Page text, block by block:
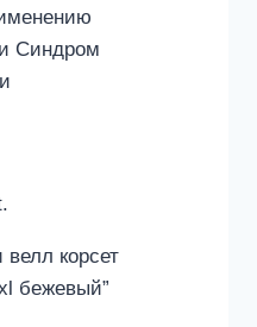
Синдром
корсет
бежевый”